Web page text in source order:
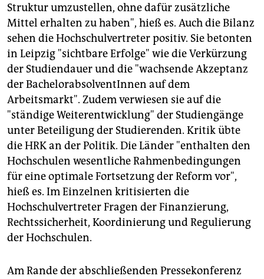
Struktur umzustellen, ohne dafür zusätzliche
Mittel erhalten zu haben", hieß es. Auch die Bilanz
sehen die Hochschulvertreter positiv. Sie betonten
in Leipzig "sichtbare Erfolge" wie die Verkürzung
der Studiendauer und die "wachsende Akzeptanz
der BachelorabsolventInnen auf dem
Arbeitsmarkt". Zudem verwiesen sie auf die
"ständige Weiterentwicklung" der Studiengänge
unter Beteiligung der Studierenden. Kritik übte
die HRK an der Politik. Die Länder "enthalten den
Hochschulen wesentliche Rahmenbedingungen
für eine optimale Fortsetzung der Reform vor",
hieß es. Im Einzelnen kritisierten die
Hochschulvertreter Fragen der Finanzierung,
Rechtssicherheit, Koordinierung und Regulierung
der Hochschulen.
Am Rande der abschließenden Pressekonferenz